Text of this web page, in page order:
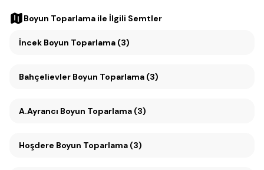
Boyun Toparlama ile İlgili Semtler
İncek Boyun Toparlama (3)
Bahçelievler Boyun Toparlama (3)
A.Ayrancı Boyun Toparlama (3)
Hoşdere Boyun Toparlama (3)